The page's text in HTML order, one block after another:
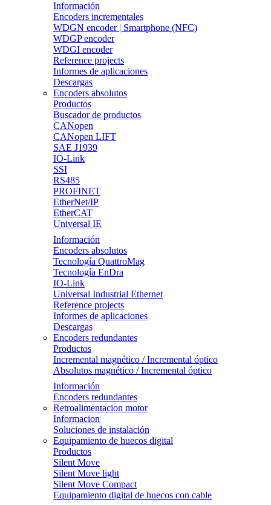
Información
Encoders incrementales
WDGN encoder | Smartphone (NFC)
WDGP encoder
WDGI encoder
Reference projects
Informes de aplicaciones
Descargas
Encoders absolutos
Productos
Buscador de productos
CANopen
CANopen LIFT
SAE J1939
IO-Link
SSI
RS485
PROFINET
EtherNet/IP
EtherCAT
Universal IE
Información
Encoders absolutos
Tecnología QuattroMag
Tecnología EnDra
IO-Link
Universal Industrial Ethernet
Reference projects
Informes de aplicaciones
Descargas
Encoders redundantes
Productos
Incremental magnético / Incremental óptico
Absolutos magnético / Incremental óptico
Información
Encoders redundantes
Retroalimentacion motor
Informacion
Soluciones de instalación
Equipamiento de huecos digital
Productos
Silent Move
Silent Move light
Silent Move Compact
Equipamiento digital de huecos con cable